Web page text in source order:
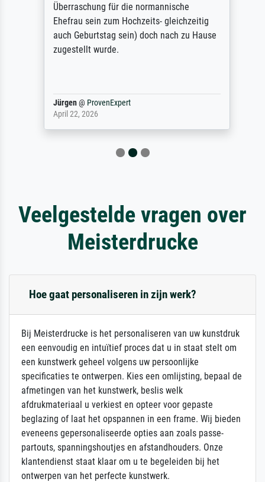
Überraschung für die normannische
Ehefrau sein zum Hochzeits- gleichzeitig
auch Geburtstag sein) doch nach zu Hause
zugestellt wurde.
Jürgen@ProvenExpert
April 22, 2026
Veelgestelde vragen over
Meisterdrucke
Hoe gaat personaliseren in zijn werk?
Bij Meisterdrucke is het personaliseren van uw kunstdruk
een eenvoudig en intuïtief proces dat u in staat stelt om
een kunstwerk geheel volgens uw persoonlijke
specificaties te ontwerpen. Kies een omlijsting, bepaal de
afmetingen van het kunstwerk, beslis welk
afdrukmateriaal u verkiest en opteer voor gepaste
beglazing of laat het opspannen in een frame. Wij bieden
eveneens gepersonaliseerde opties aan zoals passe-
partouts, spanningshoutjes en afstandhouders. Onze
klantendienst staat klaar om u te begeleiden bij het
ontwerpen van het perfecte kunstwerk.